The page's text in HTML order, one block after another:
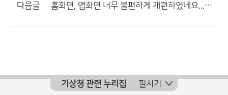
다음글 홈화면, 앱화면 너무 불편하게 개편하였네요...그리고 개편 책임자 관등성명 공개해주십시오.
기상청 관련 누리집 펼치기